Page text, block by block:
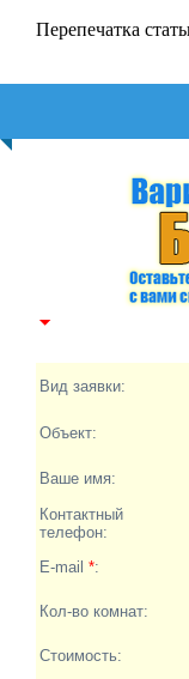
Перепечатка
Вид заявки:
Объект:
Ваше имя:
Контактный
телефон:
E-mail *:
Кол-во комнат:
Стоимость: